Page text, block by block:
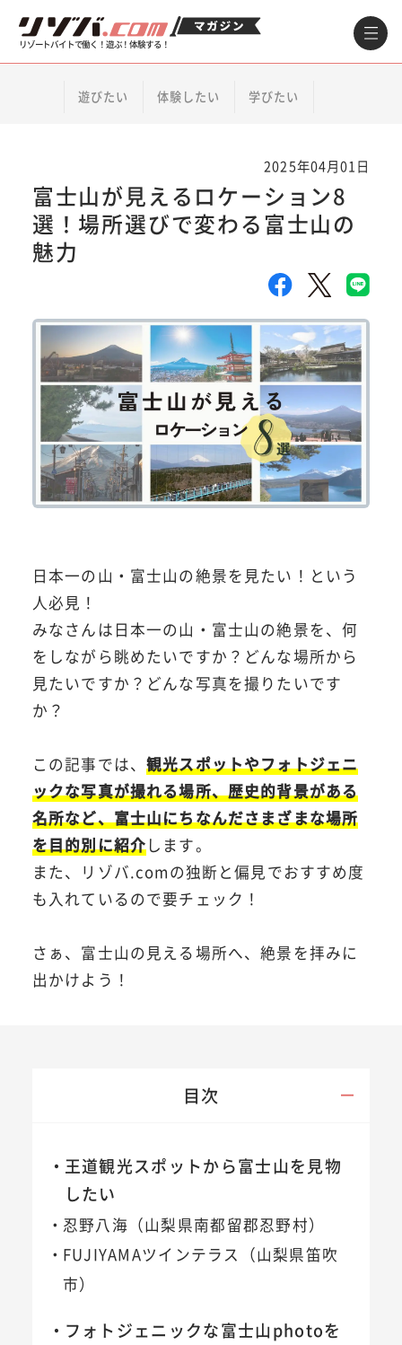
リゾートバイトで働く！遊ぶ！体験する！
遊びたい 体験したい 学びたい
2025年04月01日
富士山が見えるロケーション8
選！場所選びで変わる富士山の
魅力
日本一の山・富士山の絶景を見たい！という
人必見！
みなさんは日本一の山・富士山の絶景を、何
をしながら眺めたいですか？どんな場所から
見たいですか？どんな写真を撮りたいです
か？
この記事では、観光スポットやフォトジェニ
ックな写真が撮れる場所、歴史的背景がある
名所など、富士山にちなんださまざまな場所
を目的別に紹介します。
また、リゾバ.comの独断と偏見でおすすめ度
も入れているので要チェック！
さぁ、富士山の見える場所へ、絶景を拝みに
出かけよう！
目次
王道観光スポットから富士山を見物
したい
忍野八海（山梨県南都留郡忍野村）
FUJIYAMAツインテラス（山梨県笛吹
市）
フォトジェニックな富士山photoを